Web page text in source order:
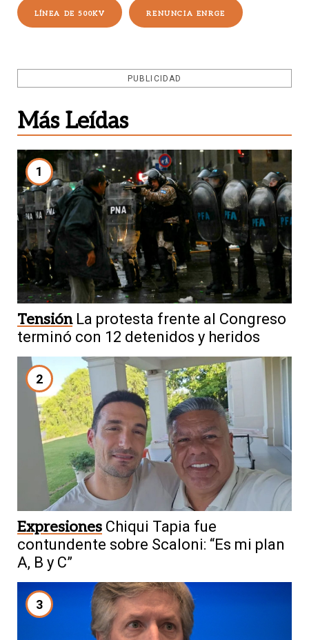
LÍNEA DE 500KV RENUNCIA ENRGE
PUBLICIDAD
Más Leídas
1
Tensión La protesta frente al Congreso
terminó con 12 detenidos y heridos
2
Expresiones Chiqui Tapia fue
contundente sobre Scaloni: “Es mi plan
A, B y C”
3